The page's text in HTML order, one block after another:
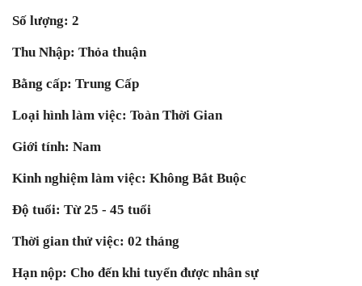
Số lượng: 2
Thu Nhập: Thỏa thuận
Bằng cấp: Trung Cấp
Loại hình làm việc: Toàn Thời Gian
Giới tính: Nam
Kinh nghiệm làm việc: Không Bắt Buộc
Độ tuổi: Từ 25 - 45 tuổi
Thời gian thử việc: 02 tháng
Hạn nộp: Cho đến khi tuyển được nhân sự